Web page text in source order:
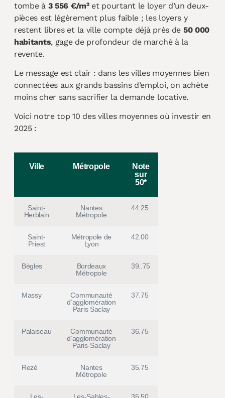
tombe à 3 556 €/m²et pourtant le loyer d’un deux-
pièces est légèrement plus faible ; les loyers y
restent libres et la ville compte déjà près de 50 000
habitants, gage de profondeur de marché à la
revente.
Le message est clair : dans les villes moyennes bien
connectées aux grands bassins d’emploi, on achète
moins cher sans sacrifier la demande locative.
Voici notre top 10 des villes moyennes où investir en
2025 :
Ville Métropole
Note
sur
50*
Saint-
Herblain
Nantes
Métropole
44.25
Saint-
Priest
Métropole de
Lyon
42.00
Bègles
Bordeaux
Métropole
39..75
Massy
Communauté
d’agglomération
Paris Saclay
37.75
Palaiseau
Communauté
d’agglomération
Paris-Saclay
36.75
Rezé
Nantes
Métropole
35.75
Les-
Les-Sables-
35.50